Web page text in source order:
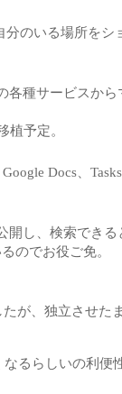
分のいる場所をシ
各種サービスか
植予定。
Docs、
し、検索できる
のでお役ご免。
が、独立させた
るらしいの利便